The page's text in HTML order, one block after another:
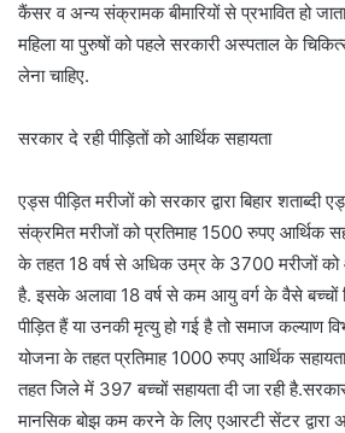
कैंसर व अन्य संक्रामक बीमारियों से प्रभावित हो
महिला या पुरुषों को पहले सरकारी अस्पताल के
लेना चाहिए.
सरकार दे रही पीड़ितों को आर्थिक सहायता
एड्स पीड़ित मरीजों को सरकार द्वारा बिहार शताब्दी
संक्रमित मरीजों को प्रतिमाह 1500 रुपए आर्थिक
के तहत 18 वर्ष से अधिक उम्र के 3700 मरीजों को
है. इसके अलावा 18 वर्ष से कम आयु वर्ग के वैसे बच्चों
पीड़ित हैं या उनकी मृत्यु हो गई है तो समाज कल्याण
योजना के तहत प्रतिमाह 1000 रुपए आर्थिक
तहत जिले में 397 बच्चों सहायता दी जा रही है.सरकार
मानसिक बोझ कम करने के लिए एआरटी सेंटर द्वारा